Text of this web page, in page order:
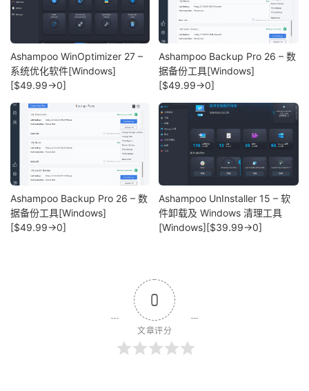
Ashampoo WinOptimizer 27 –
系统优化软件[Windows]
[$49.99→0]
Ashampoo Backup Pro 26 – 数
据备份工具[Windows]
[$49.99→0]
Ashampoo Backup Pro 26 – 数
据备份工具[Windows]
[$49.99→0]
Ashampoo UnInstaller 15 – 软
件卸载及 Windows 清理工具
[Windows][$39.99→0]
0
文章评分